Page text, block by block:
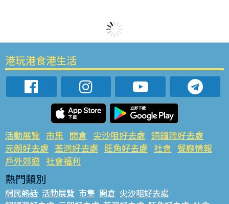
港玩港食港生活
活動展覽 市集 開倉 尖沙咀好去處 銅鑼灣好去處
元朗好去處 荃灣好去處 旺角好去處 社會 餐廳情報
戶外郊遊 社會福利
熱門類別
網民熱話 活動展覽 市集 開倉 尖沙咀好去處